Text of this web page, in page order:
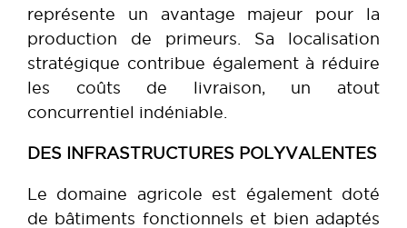
représente un avantage majeur pour la
production de primeurs. Sa localisation
stratégique contribue également à réduire
les coûts de livraison, un atout
concurrentiel indéniable.
DES INFRASTRUCTURES POLYVALENTES
Le domaine agricole est également doté
de bâtiments fonctionnels et bien adaptés